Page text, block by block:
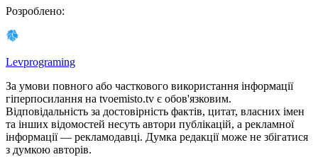
Розроблено:
Levprograming
За умови повного або часткового використання iнформацiї
гіперпосилання на tvoemisto.tv є обов'язковим.
Відповідальність за достовірність фактів, цитат, власних імен
та інших відомостей несуть автори публікацій, а рекламної
інформації — рекламодавці. Думка редакцiї може не збiгатися
з думкою авторiв.